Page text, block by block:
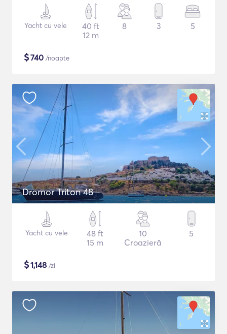
Yacht cu vele
40 ft
12 m
8 3 5
$740 /noapte
Dromor Triton 48
Yacht cu vele
48 ft
15 m
10
Croazieră
5
$1,148 /zi